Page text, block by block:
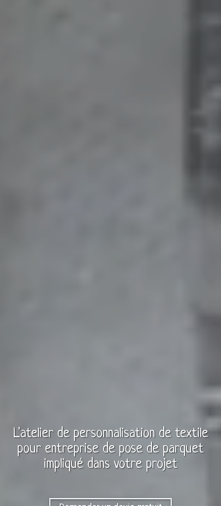
L'atelier de personnalisation de textile
pour entreprise de pose de parquet
impliqué dans votre projet